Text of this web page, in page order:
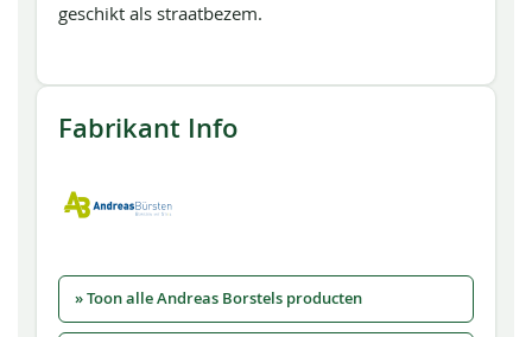
geschikt als straatbezem.
Fabrikant Info
» Toon alle Andreas Borstels producten